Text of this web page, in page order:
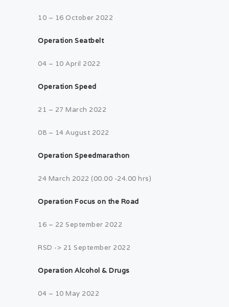
10 – 16 October 2022
Operation Seatbelt
04 – 10 April 2022
Operation Speed
21 – 27 March 2022
08 – 14 August 2022
Operation Speedmarathon
24 March 2022 (00.00 -24.00 hrs)
Operation Focus on the Road
16 – 22 September 2022
RSD -> 21 September 2022
Operation Alcohol & Drugs
04 – 10 May 2022